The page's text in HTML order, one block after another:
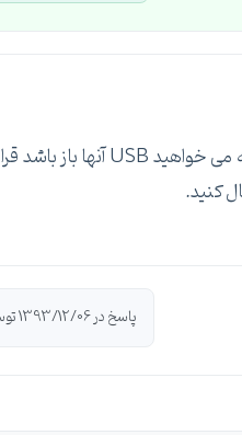
پاسخ در 1393/12/06 توسط